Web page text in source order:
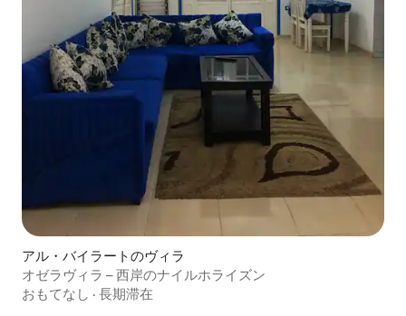
アル・バイラートのヴィラ
オゼラヴィラ – 西岸のナイルホライズン
おもてなし · 長期滞在